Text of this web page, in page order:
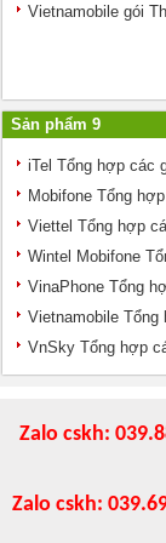
Vietnamobile gói
Sản phẩm 9
iTel Tổng hợp các
Mobifone Tổng
Viettel Tổng hợp
Wintel Mobifone
VinaPhone Tổng
Vietnamobile
VnSky Tổng hợp
Zalo cskh:
Zalo cskh: